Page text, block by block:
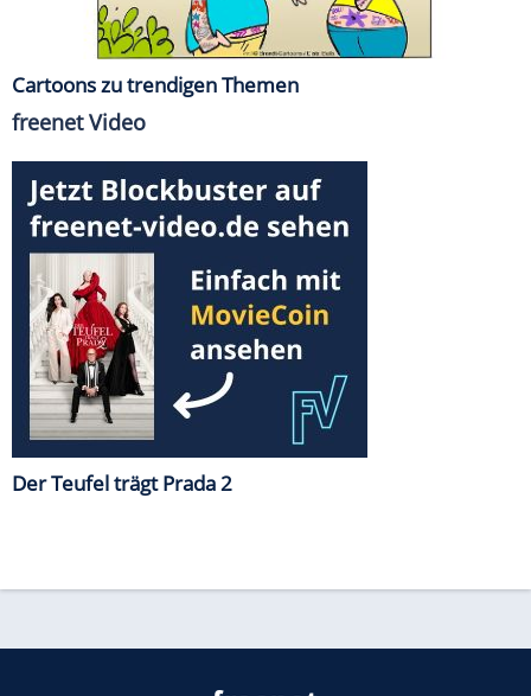
Cartoons zu trendigen Themen
freenet Video
Der Teufel trägt Prada 2